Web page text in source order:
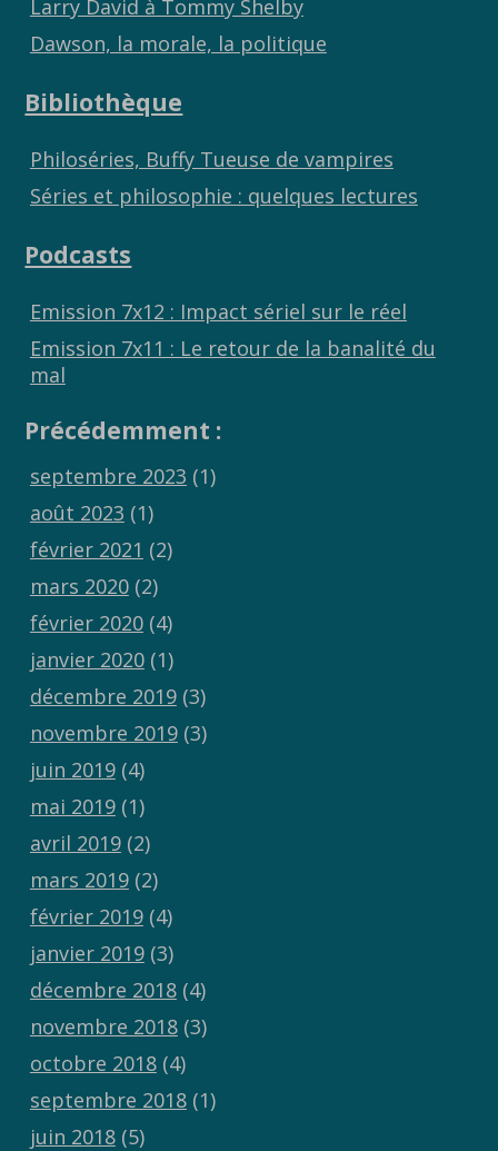
Larry David à Tommy Shelby
Dawson, la morale, la politique
Bibliothèque
Philoséries, Buffy Tueuse de vampires
Séries et philosophie : quelques lectures
Podcasts
Emission 7x12 : Impact sériel sur le réel
Emission 7x11 : Le retour de la banalité du
mal
Précédemment :
septembre 2023 (1)
août 2023 (1)
février 2021 (2)
mars 2020(2)
février 2020(4)
janvier 2020(1)
décembre 2019(3)
novembre 2019(3)
juin 2019(4)
mai 2019(1)
avril 2019(2)
mars 2019(2)
février 2019(4)
janvier 2019(3)
décembre 2018(4)
novembre 2018(3)
octobre 2018(4)
septembre 2018(1)
juin 2018(5)